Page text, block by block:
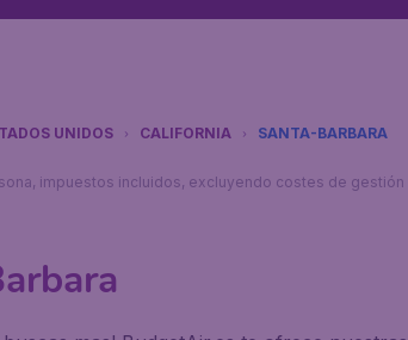
UNIDOS CALIFORNIA SANTA-BARBARA
impuestos incluidos, excluyendo costes de gestión